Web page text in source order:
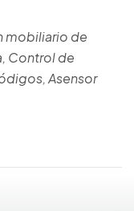
mobiliario de
Control de
Asensor